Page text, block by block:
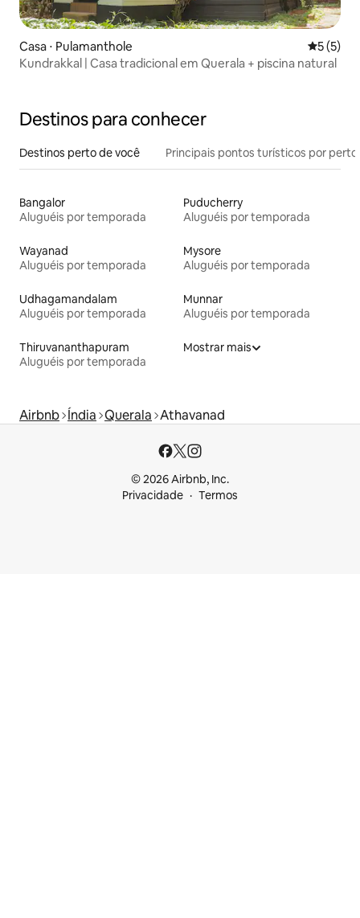
Casa ⋅ Pulamanthole 5 de
5 (5)
Kundrakkal | Casa tradicional em Querala + piscina natural
Destinos para conhecer
Destinos perto de você Principais pontos turísticos por perto
Bangalor
Aluguéis por temporada
Puducherry
Aluguéis por temporada
Wayanad
Aluguéis por temporada
Mysore
Aluguéis por temporada
Udhagamandalam
Aluguéis por temporada
Munnar
Aluguéis por temporada
Thiruvananthapuram
Aluguéis por temporada
Mostrar mais
Airbnb Índia Querala Athavanad
© 2026 Airbnb, Inc.
Privacidade
Termos